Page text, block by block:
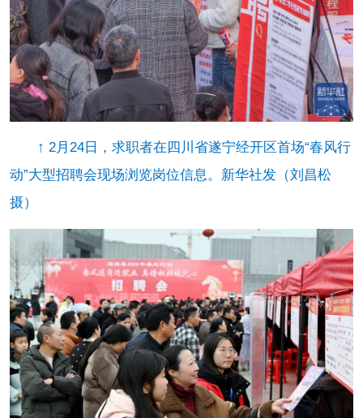
↑ 2月24日，求职者在四川省遂宁经开区首场“春风行
动”大型招聘会现场浏览岗位信息。新华社发（刘昌松
摄）